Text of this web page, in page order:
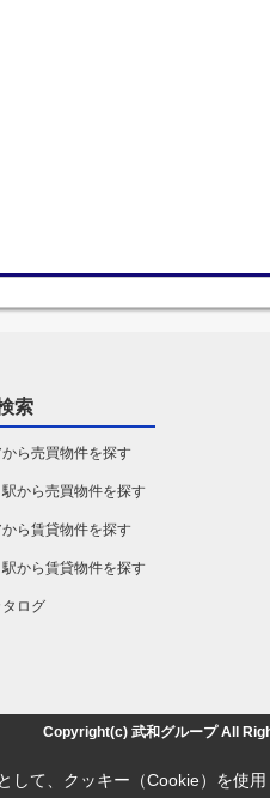
索
から売買物件を探す
から売買物件を探す
から賃貸物件を探す
から賃貸物件を探す
ログ
Copyright(c) 武和グループ All
て、クッキー（Cookie）を使用